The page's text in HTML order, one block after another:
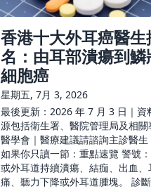
香港十大外耳癌醫生
名：由耳部潰瘍到鱗
細胞癌
星期五, 7月 3, 2026
最後更新：2026 年 7 月 3 日｜資
源包括衛生署、醫院管理局及相關
醫學會｜醫療建議請諮詢主診醫
如果你只讀一節：重點速覽 警號
或外耳道持續潰瘍、結痂、出血、
痛、聽力下降或外耳道腫塊。 診